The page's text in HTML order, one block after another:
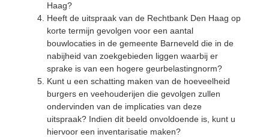
Haag?
Heeft de uitspraak van de Rechtbank Den Haag op
korte termijn gevolgen voor een aantal
bouwlocaties in de gemeente Barneveld die in de
nabijheid van zoekgebieden liggen waarbij er
sprake is van een hogere geurbelastingnorm?
Kunt u een schatting maken van de hoeveelheid
burgers en veehouderijen die gevolgen zullen
ondervinden van de implicaties van deze
uitspraak? Indien dit beeld onvoldoende is, kunt u
hiervoor een inventarisatie maken?